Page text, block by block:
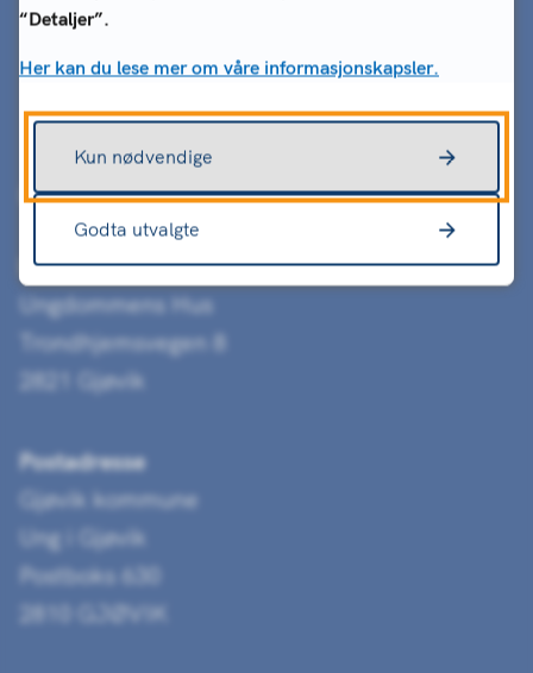
Besøksadresse
Ungdommens Hus
Trondhjemsvegen 8
2821 Gjøvik
Postadresse
Gjøvik kommune
Ung i Gjøvik
Postboks 630
2810 GJØVIK
“Detaljer”.
Her kan du lese mer om våre informasjonskapsler.
Kun nødvendige
Godta utvalgte